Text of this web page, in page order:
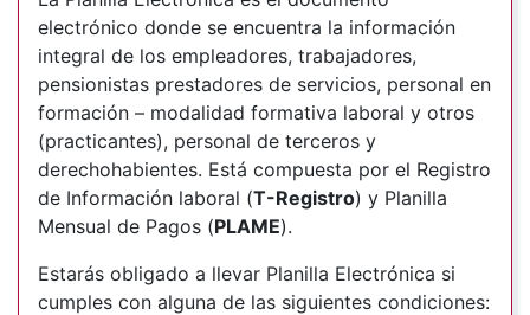
electrónico donde se encuentra la información
integral de los empleadores, trabajadores,
pensionistas prestadores de servicios, personal en
formación – modalidad formativa laboral y otros
(practicantes), personal de terceros y
derechohabientes. Está compuesta por el Registro
de Información laboral (T-Registro) y Planilla
Mensual de Pagos (PLAME).
Estarás obligado a llevar Planilla Electrónica si
cumples con alguna de las siguientes condiciones: